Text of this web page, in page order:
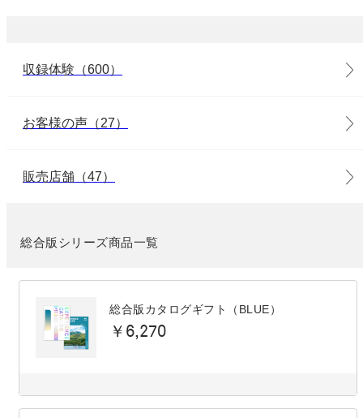
収録体験（600）
お客様の声（27）
販売店舗（47）
総合版シリーズ商品一覧
総合版カタログギフト（BLUE）
￥6,270